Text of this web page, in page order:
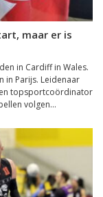
maar er is
in Cardiff in Wales.
in Parijs. Leidenaar
topsportcoördinator
volgen...